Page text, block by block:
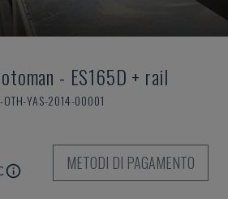
- ES165D + rail
OTH-YAS-2014-00001
METODI DI PAGAMENTO